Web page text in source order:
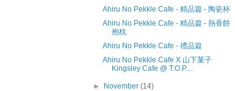
Ahiru No Pekkle Cafe - 精品篇 - 陶瓷杯
Ahiru No Pekkle Cafe - 精品篇 - 熱香餅
抱枕
Ahiru No Pekkle Cafe - 禮品篇
Ahiru No Pekkle Cafe X 山下菓子
Kingsley Cafe @ T.O.P....
► November(14)